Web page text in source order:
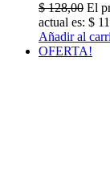
$128,00 El
actual es: $
Añadir al
OFERTA!